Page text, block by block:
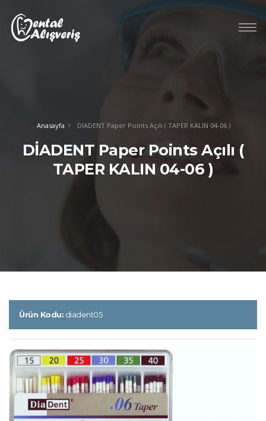
Anasayfa DİADENT Paper Points Açılı ( TAPER KALIN 04-06 )
DİADENT Paper Points Açılı (
TAPER KALIN 04-06 )
Ürün Kodu: diadent05